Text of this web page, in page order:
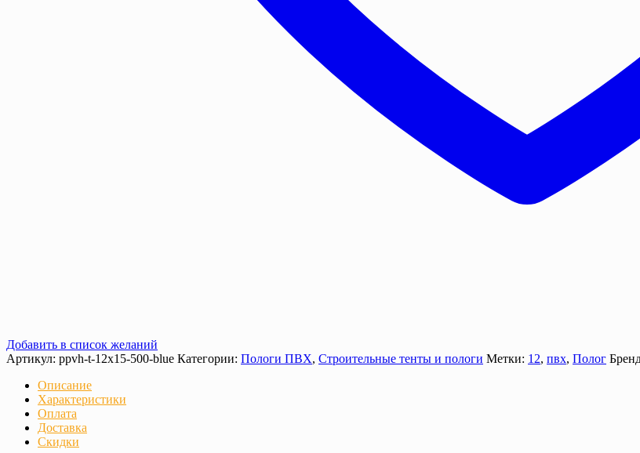
Добавить в список желаний
Артикул: ppvh-t-12х15-500-blue Категории: Пологи ПВХ, Строительные тенты и пологи Метки: 12, пвх, Полог
Описание
Характеристики
Оплата
Доставка
Скидки